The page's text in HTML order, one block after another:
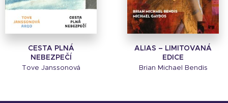
CESTA PLNÁ
NEBEZPEČÍ
Tove Janssonová
ALIAS – LIMITOVANÁ
EDICE
Brian Michael Bendis